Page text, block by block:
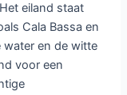
eiland staat
Cala Bassa en
water en de witte
voor een